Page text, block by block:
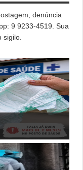
denúncia
9 9233-4519. Sua
sigilo.